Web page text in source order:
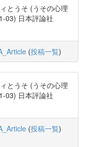
とうそ (うその心理
03) 日本評論社
(投稿一覧)
とうそ (うその心理
03) 日本評論社
(投稿一覧)